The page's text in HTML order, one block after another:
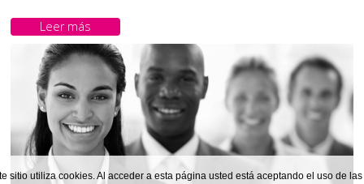
Leer más
sitio utiliza cookies. Al acceder a esta página usted está aceptando el uso de las